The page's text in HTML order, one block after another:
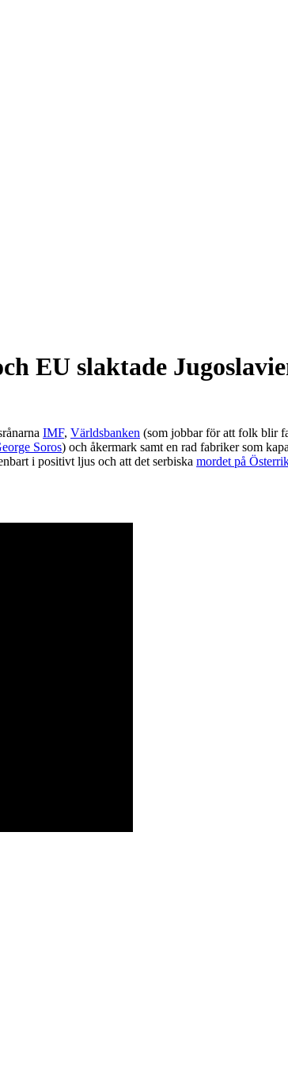
EU slaktade
IMF, Världsbanken (som jobbar för att folk blir
Soros) och åkermark samt en rad fabriker som
i positivt ljus och att det serbiska mordet på